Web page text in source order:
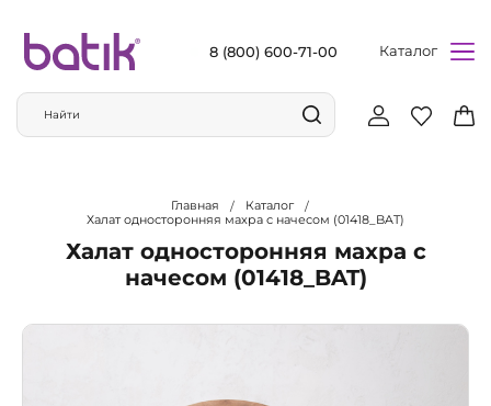
8 (800) 600-71-00 Каталог
Главная
Каталог
Халат односторонняя махра с начесом (01418_BAT)
Халат односторонняя махра с
начесом (01418_BAT)